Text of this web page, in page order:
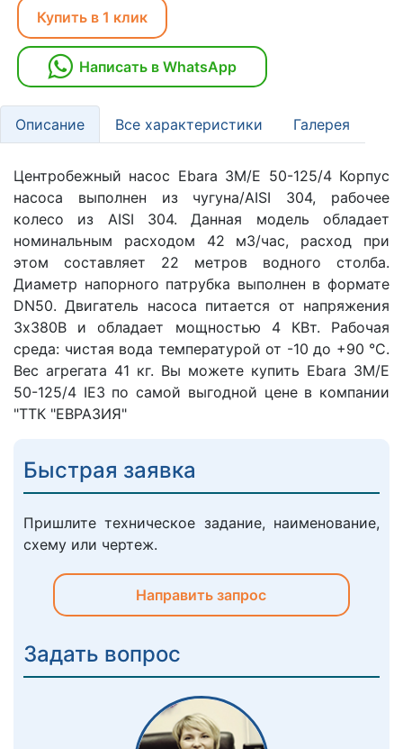
Купить в 1 клик
Написать в WhatsApp
Описание Все характеристики Галерея
Центробежный насос Ebara 3M/E 50-125/4 Корпус
насоса выполнен из чугуна/AISI 304, рабочее
колесо из AISI 304. Данная модель обладает
номинальным расходом 42 м3/час, расход при
этом составляет 22 метров водного столба.
Диаметр напорного патрубка выполнен в формате
DN50. Двигатель насоса питается от напряжения
3х380В и обладает мощностью 4 КВт. Рабочая
среда: чистая вода температурой от -10 до +90 °C.
Вес агрегата 41 кг. Вы можете купить Ebara 3M/E
50-125/4 IE3 по самой выгодной цене в компании
"ТТК "ЕВРАЗИЯ"
Быстрая заявка
Пришлите техническое задание, наименование,
схему или чертеж.
Направить запрос
Задать вопрос